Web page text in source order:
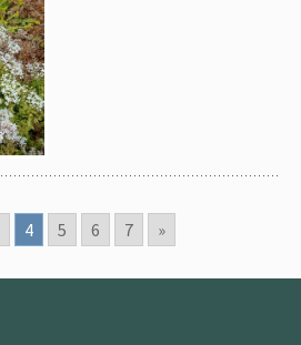
4 5 6 7 »